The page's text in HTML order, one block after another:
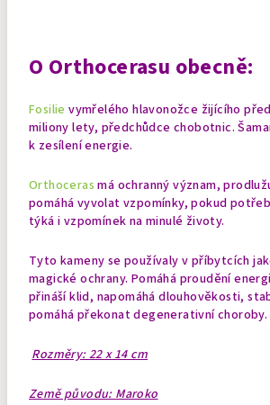
O Orthocerasu obecně:
Fosilievymřelého hlavonožce žijícího
miliony lety, předchůdce chobotnic.
k zesílení energie.
Orthocerasmá ochranný význam,
pomáhá vyvolat vzpomínky, pokud
týká i vzpomínek na minulé životy.
Tyto kameny se používaly v příbytcích
magické ochrany. Pomáhá proudění
přináší klid, napomáhá dlouhověkosti,
pomáhá překonat degenerativní choroby.
Rozměry: 22 x 14 cm
Země původu: Maroko